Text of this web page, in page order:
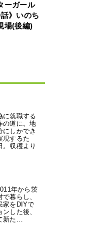
ーガール
》いのち
場(後編)
に就職する
の道に。地
にしかでき
現するた
。収穫より
年から茨
暮らし、
家をDIYで
した後、
新た…